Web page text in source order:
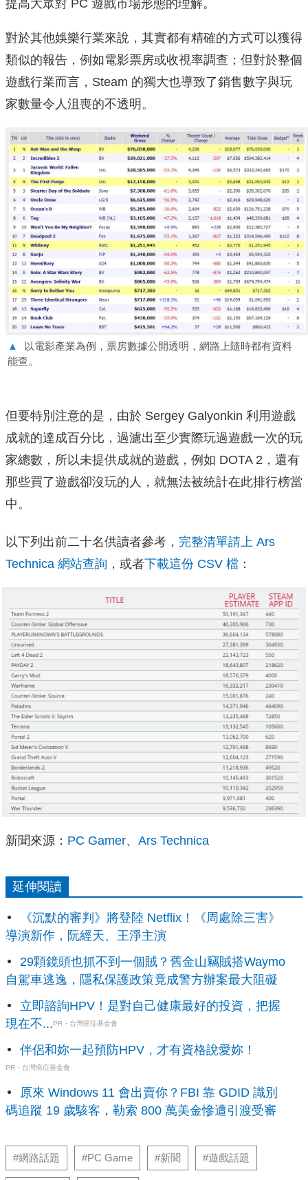
提高大眾對 PC 遊戲市場形態的理解。
對於其他娛樂行業來說，其實都有精確的方式可以獲得
類似的報告，例如電影票房或收視率調查；但對於整個
遊戲行業而言，Steam 的獨大也導致了銷售數字與玩
家數量令人沮喪的不透明。
▲
以電影產業為例，票房數據公開透明，網路上隨時都有資料
能查。
但要特別注意的是，由於 Sergey Galyonkin 利用遊戲
成就的達成百分比，過濾出至少實際玩過遊戲一次的玩
家總數，所以未提供成就的遊戲，例如 DOTA 2，還有
那些買了遊戲卻沒玩的人，就無法被統計在此排行榜當
中。
以下列出前二十名供讀者參考， 完整清單請上 Ars
Technica 網站查詢 ，或者下載這份 CSV 檔 ：
新聞來源： PC Gamer、 Ars Technica
延伸閱讀
《沉默的審判》將登陸 Netflix！《周處除三害》
導演新作，阮經天、王淨主演
29顆鏡頭也抓不到一個賊？舊金山竊賊搭Waymo
自駕車逃逸，隱私保護政策竟成警方辦案最大阻礙
立即諮詢HPV！是對自己健康最好的投資，把握
現在不...PR・台灣癌症基金會
伴侶和妳一起預防HPV，才有資格說愛妳！
PR・台灣癌症基金會
原來 Windows 11 會出賣你？FBI 靠 GDID 識別
碼追蹤 19 歲駭客，勒索 800 萬美金慘遭引渡受審
#網路話題 #PC Game #新聞 #遊戲話題